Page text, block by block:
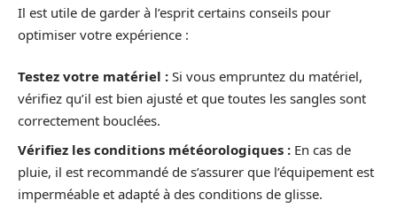
Il est utile de garder à l’esprit certains conseils pour
optimiser votre expérience :
Testez votre matériel : Si vous empruntez du matériel,
vérifiez qu’il est bien ajusté et que toutes les sangles sont
correctement bouclées.
Vérifiez les conditions météorologiques : En cas de
pluie, il est recommandé de s’assurer que l’équipement est
imperméable et adapté à des conditions de glisse.